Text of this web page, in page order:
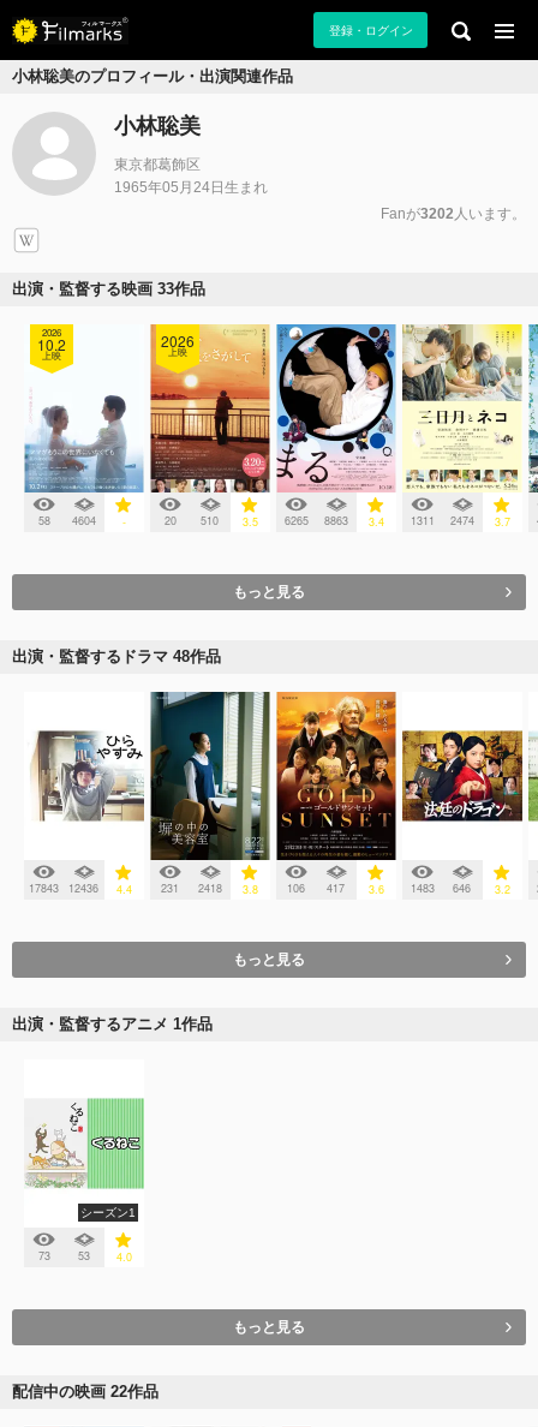
登録・ログイン
小林聡美のプロフィール・出演関連作品
小林聡美
東京都葛飾区
1965年05月24日生まれ
Fanが3202 人います。
出演・監督する映画 33作品
2026
10.2
上映
58 4604 -
2026
上映
20 510 3.5 6265 8863 3.4 1311 2474 3.7
もっと見る
出演・監督するドラマ 48作品
17843 12436 4.4 231 2418 3.8 106 417 3.6 1483 646 3.2
もっと見る
出演・監督するアニメ 1作品
シーズン1
73 53 4.0
もっと見る
配信中の映画 22作品